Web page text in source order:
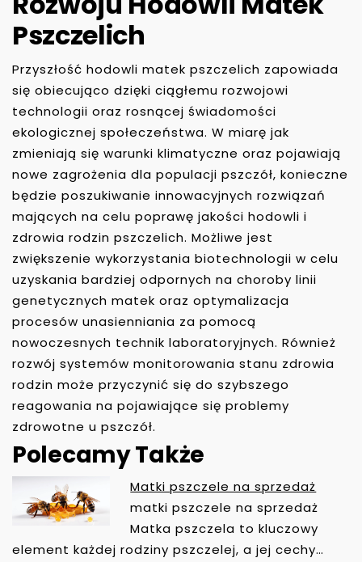
Pszczelich
Przyszłość hodowli matek pszczelich zapowiada
się obiecująco dzięki ciągłemu rozwojowi
technologii oraz rosnącej świadomości
ekologicznej społeczeństwa. W miarę jak
zmieniają się warunki klimatyczne oraz pojawiają
nowe zagrożenia dla populacji pszczół, konieczne
będzie poszukiwanie innowacyjnych rozwiązań
mających na celu poprawę jakości hodowli i
zdrowia rodzin pszczelich. Możliwe jest
zwiększenie wykorzystania biotechnologii w celu
uzyskania bardziej odpornych na choroby linii
genetycznych matek oraz optymalizacja
procesów unasienniania za pomocą
nowoczesnych technik laboratoryjnych. Również
rozwój systemów monitorowania stanu zdrowia
rodzin może przyczynić się do szybszego
reagowania na pojawiające się problemy
zdrowotne u pszczół.
Polecamy Także
Matki pszczele na sprzedaż
matki pszczele na sprzedaż
Matka pszczela to kluczowy
element każdej rodziny pszczelej, a jej cechy…
N
W